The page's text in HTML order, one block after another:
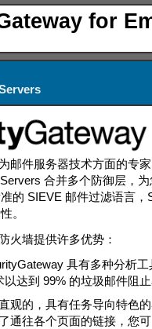
for
邮件服务器技术方面的专
合并多个防御层，
的 SIEVE 邮件过滤语言
。
火墙提供许多优势：
具有多种分析
以达到 99% 的垃圾邮件阻
观的，具有任务导向特色
通往各个页面的链接，您